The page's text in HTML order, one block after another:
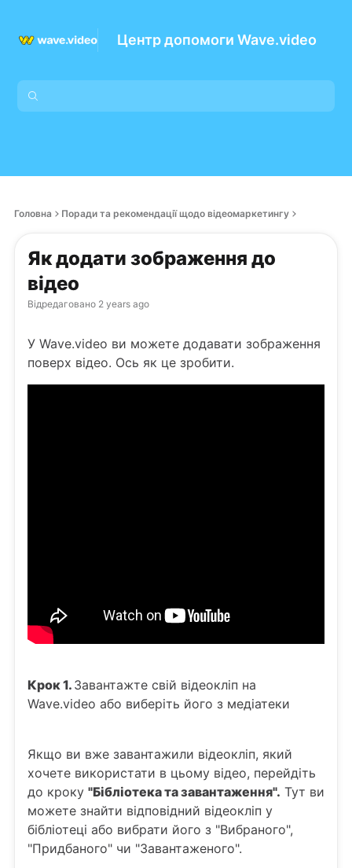
Центр допомоги Wave.video
Головна Поради та рекомендації щодо відеомаркетингу
Як додати зображення до
відео
Відредаговано 2 years ago
У Wave.video ви можете додавати зображення
поверх відео. Ось як це зробити.
Крок 1. Завантажте свій відеокліп на
Wave.video або виберіть його з медіатеки
Якщо ви вже завантажили відеокліп, який
хочете використати в цьому відео, перейдіть
до кроку "Бібліотека та завантаження". Тут ви
можете знайти відповідний відеокліп у
бібліотеці або вибрати його з "Вибраного",
"Придбаного" чи "Завантаженого".